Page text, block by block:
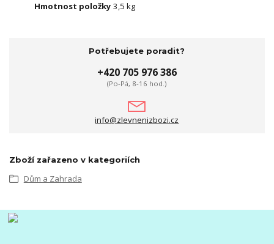
Hmotnost položky 3,5 kg
Potřebujete poradit?
+420 705 976 386
(Po-Pá, 8-16 hod.)
info@zlevnenizbozi.cz
Zboží zařazeno v kategoriích
Dům a Zahrada